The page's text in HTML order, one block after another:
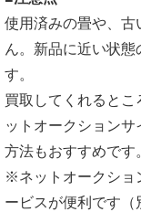
使用済みの畳や、古
ん。新品に近い状態
す。
買取してくれると
ットオークション
方法もおすすめです
※ネットオークショ
ービスが便利です（